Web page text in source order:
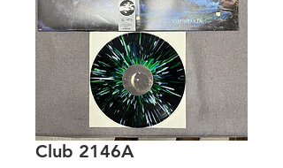
Club 2146A